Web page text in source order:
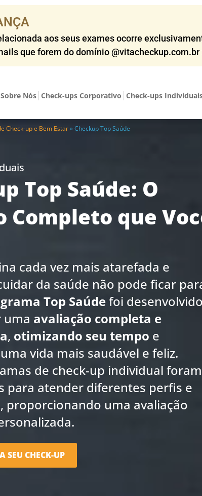
aos seus exames ocorre
que forem do domínio @vitacheckup.com.br​
Sobre Nós Check-ups Corporativo Check-ups
Check-up e Bem Estar»Checkup Top Saúde
Top Saúde: O
Completo que
cada vez mais atarefada e
da saúde não pode ficar
Top Saúdefoi desenvolvido
uma avaliação completa e
, otimizando seu tempo e
vida mais saudável e feliz.
de check-up individual foram
para atender diferentes perfis e
proporcionando uma avaliação
SEU CHECK-UP